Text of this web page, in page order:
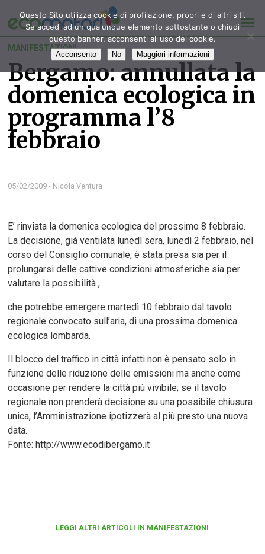
MANIFESTAZIONI
Bergamo: annullata la
domenica ecologica in
programma l’8
febbraio
05/02/2009 - Nicola Ventura
E’ rinviata la domenica ecologica del prossimo 8 febbraio.
La decisione, già ventilata lunedì sera, lunedì 2 febbraio, nel
corso del Consiglio comunale, è stata presa sia per il
prolungarsi delle cattive condizioni atmosferiche sia per
valutare la possibilità ,
che potrebbe emergere martedì 10 febbraio dal tavolo
regionale convocato sull’aria, di una prossima domenica
ecologica lombarda.
Il blocco del traffico in città infatti non è pensato solo in
funzione delle riduzione delle emissioni ma anche come
occasione per rendere la città più vivibile; se il tavolo
regionale non prenderà decisione su una possibile chiusura
unica, l’Amministrazione ipotizzerà al più presto una nuova
data.
Fonte: http://www.ecodibergamo.it
LEGGI ALTRI ARTICOLI IN MANIFESTAZIONI
Questo Sito utilizza cookie di profilazione, propri e di altri siti.
Se accedi ad un qualunque elemento sottostante o chiudi
questo banner, acconsenti all'uso dei cookie.
Acconsento No Maggiori informazioni